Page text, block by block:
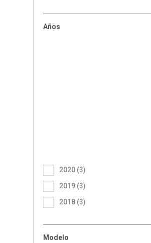
Modelo
Años
2018 (3)
2019 (3)
2020 (3)